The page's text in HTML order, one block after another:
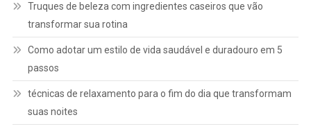
Truques de beleza com ingredientes caseiros que vão
transformar sua rotina
Como adotar um estilo de vida saudável e duradouro em 5
passos
técnicas de relaxamento para o fim do dia que transformam
suas noites